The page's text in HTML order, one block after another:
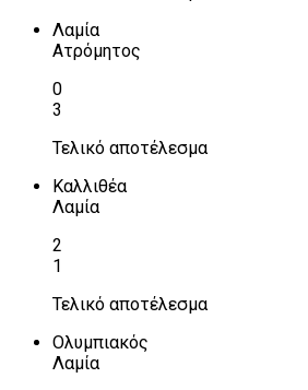
Λαμία
Ατρόμητος
0
3
Τελικό αποτέλεσμα
Καλλιθέα
Λαμία
2
1
Τελικό αποτέλεσμα
Ολυμπιακός
Λαμία